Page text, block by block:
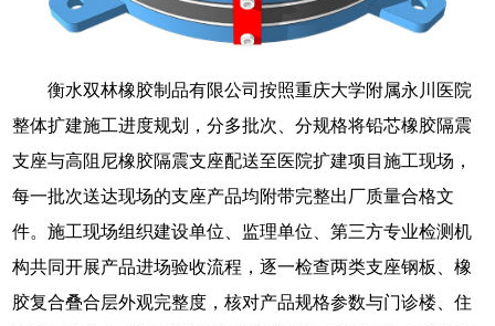
衡水双林橡胶制品有限公司按照重庆大学附属永川医院
整体扩建施工进度规划，分多批次、分规格将铅芯橡胶隔震
支座与高阻尼橡胶隔震支座配送至医院扩建项目施工现场，
每一批次送达现场的支座产品均附带完整出厂质量合格文
件。施工现场组织建设单位、监理单位、第三方专业检测机
构共同开展产品进场验收流程，逐一检查两类支座钢板、橡
胶复合叠合层外观完整度，核对产品规格参数与门诊楼、住